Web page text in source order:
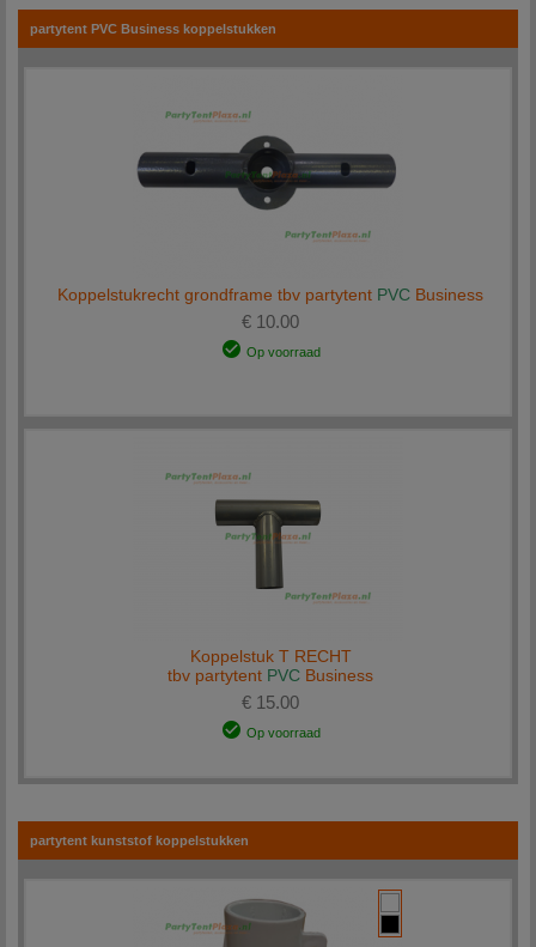
partytent PVC Business koppelstukken
Koppelstukrecht grondframe tbv partytent PVC Business
€ 10.00
Op voorraad
Koppelstuk T RECHT
tbv partytent PVC Business
€ 15.00
Op voorraad
partytent kunststof koppelstukken